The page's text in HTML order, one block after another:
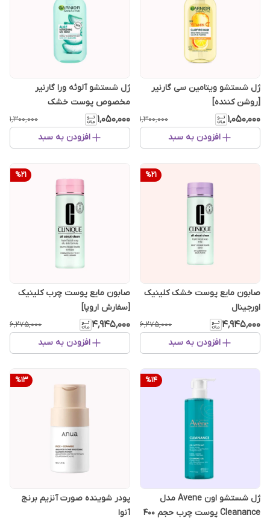
ژل شستشو ویتامین سی گارنیر
[روشن کننده]
۱٬۰۵۰٬۰۰۰ ۱٬۳۰۰٬۰۰۰
افزودن به سبد
ژل شستشو آلوئه ورا گارنیر
مخصوص پوست خشک
۱٬۰۵۰٬۰۰۰ ۱٬۳۰۰٬۰۰۰
افزودن به سبد
%21
صابون مایع پوست خشک کلینیک
اورجینال
۴٬۹۴۵٬۰۰۰ ۶٬۲۷۵٬۰۰۰
افزودن به سبد
%21
صابون مایع پوست چرب کلینیک
[سفارش اروپا]
۴٬۹۴۵٬۰۰۰ ۶٬۲۷۵٬۰۰۰
افزودن به سبد
%14
ژل شستشو اون Avene مدل
Cleanance پوست چرب حجم 400
%13
پودر شوینده صورت آنزیم برنج
آنوا